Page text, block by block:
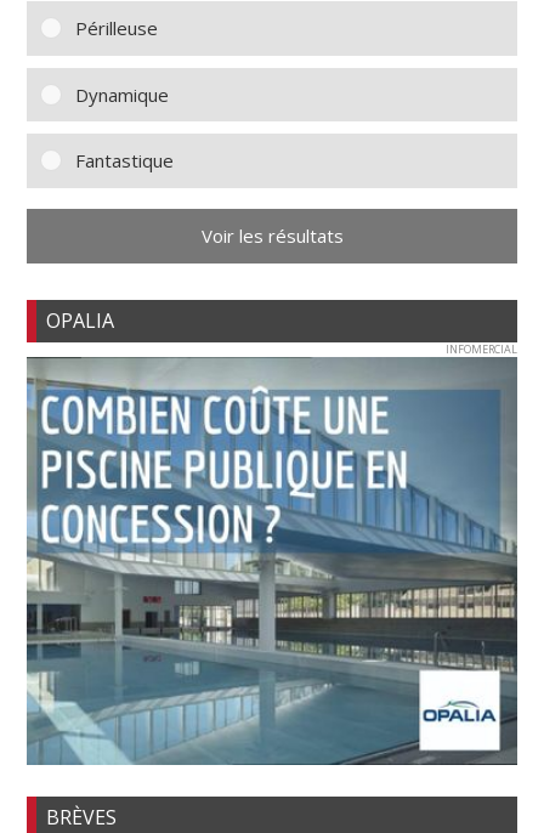
Périlleuse
Dynamique
Fantastique
Voir les résultats
OPALIA
INFOMERCIAL
BRÈVES